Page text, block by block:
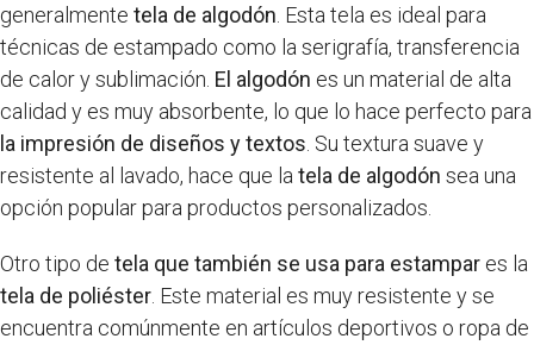
generalmente tela de algodón . Esta tela es ideal para
técnicas de estampado como la serigrafía, transferencia
de calor y sublimación. El algodón es un material de alta
calidad y es muy absorbente, lo que lo hace perfecto para
la impresión de diseños y textos . Su textura suave y
resistente al lavado, hace que la tela de algodón sea una
opción popular para productos personalizados.
Otro tipo de tela que también se usa para estampar es la
tela de poliéster . Este material es muy resistente y se
encuentra comúnmente en artículos deportivos o ropa de